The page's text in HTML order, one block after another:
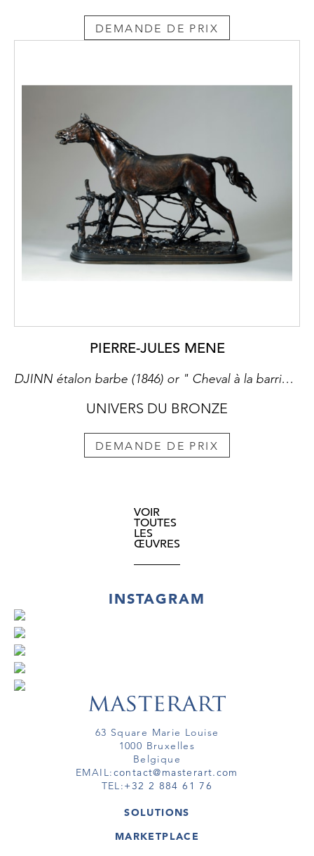
DEMANDE DE PRIX
PIERRE-JULES MENE
DJINN étalon barbe (1846) or " Cheval à la barrière" (Salon de 1849 )
UNIVERS DU BRONZE
DEMANDE DE PRIX
VOIR
TOUTES
LES
ŒUVRES
INSTAGRAM
63 Square Marie Louise
1000 Bruxelles
Belgique
EMAIL:contact@masterart.com
TEL:+32 2 884 61 76
SOLUTIONS
GALERIE
MARKETPLACE